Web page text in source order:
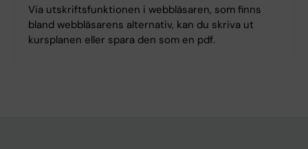
Via utskriftsfunktionen i webbläsaren, som finns
bland webbläsarens alternativ, kan du skriva ut
kursplanen eller spara den som en pdf.